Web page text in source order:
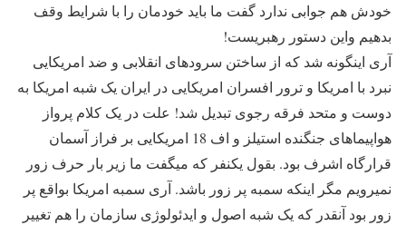
خودش هم جوابی ندارد گفت ما باید خودمان را با شرایط وقف
بدهیم واین دستور رهبریست!
آری اینگونه شد که از ساختن سرودهای انقلابی و ضد امریکایی
نبرد با امریکا و ترور افسران امریکایی در ایران یک شبه امریکا به
دوست و متحد فرقه رجوی تبدیل شد! علت در یک کلام پرواز
هواپیماهای جنگنده استیلز و اف 18 امریکایی بر فراز آسمان
قرارگاه اشرف بود. بقول یکنفر که میگفت ما زیر بار حرف زور
نمیرویم مگر اینکه سمبه پر زور باشد. آری سمبه امریکا بواقع پر
زور بود آنقدر که یک شبه اصول و ایدئولوژی سازمان را هم تغییر